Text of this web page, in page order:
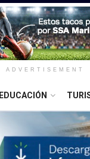
ADVERTISEMENT
EDUCACIÓN